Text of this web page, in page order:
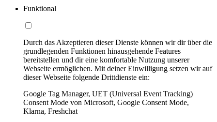
Funktional
Durch das Akzeptieren dieser Dienste können wir dir über die
grundlegenden Funktionen hinausgehende Features
bereitstellen und dir eine komfortable Nutzung unserer
Webseite ermöglichen. Mit deiner Einwilligung setzen wir auf
dieser Webseite folgende Drittdienste ein:
Google Tag Manager, UET (Universal Event Tracking)
Consent Mode von Microsoft, Google Consent Mode,
Klarna, Freshchat